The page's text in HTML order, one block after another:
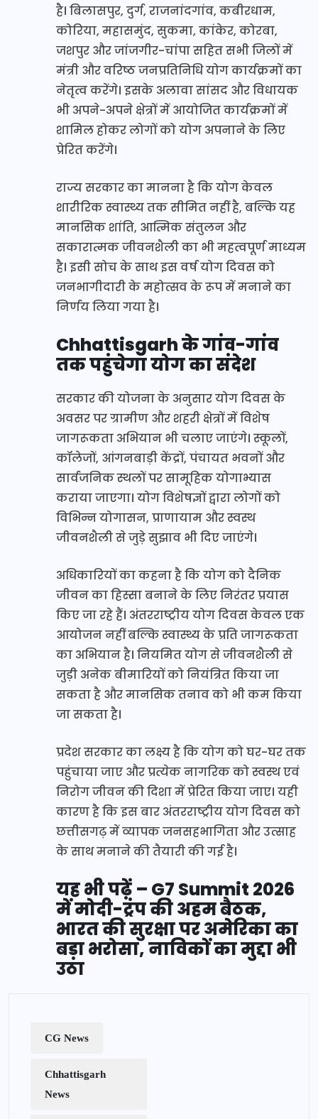
है। बिलासपुर, दुर्ग, राजनांदगांव, कबीरधाम,
कोरिया, महासमुंद, सुकमा, कांकेर, कोरबा,
जशपुर और जांजगीर-चांपा सहित सभी जिलों में
मंत्री और वरिष्ठ जनप्रतिनिधि योग कार्यक्रमों का
नेतृत्व करेंगे। इसके अलावा सांसद और विधायक
भी अपने-अपने क्षेत्रों में आयोजित कार्यक्रमों में
शामिल होकर लोगों को योग अपनाने के लिए
प्रेरित करेंगे।
राज्य सरकार का मानना है कि योग केवल
शारीरिक स्वास्थ्य तक सीमित नहीं है, बल्कि यह
मानसिक शांति, आत्मिक संतुलन और
सकारात्मक जीवनशैली का भी महत्वपूर्ण माध्यम
है। इसी सोच के साथ इस वर्ष योग दिवस को
जनभागीदारी के महोत्सव के रूप में मनाने का
निर्णय लिया गया है।
Chhattisgarh केगांव-गांव
तक पहुंचेगा योग का संदेश
सरकार की योजना के अनुसार योग दिवस के
अवसर पर ग्रामीण और शहरी क्षेत्रों में विशेष
जागरूकता अभियान भी चलाए जाएंगे। स्कूलों,
कॉलेजों, आंगनबाड़ी केंद्रों, पंचायत भवनों और
सार्वजनिक स्थलों पर सामूहिक योगाभ्यास
कराया जाएगा। योग विशेषज्ञों द्वारा लोगों को
विभिन्न योगासन, प्राणायाम और स्वस्थ
जीवनशैली से जुड़े सुझाव भी दिए जाएंगे।
अधिकारियों का कहना है कि योग को दैनिक
जीवन का हिस्सा बनाने के लिए निरंतर प्रयास
किए जा रहे हैं। अंतरराष्ट्रीय योग दिवस केवल एक
आयोजन नहीं बल्कि स्वास्थ्य के प्रति जागरूकता
का अभियान है। नियमित योग से जीवनशैली से
जुड़ी अनेक बीमारियों को नियंत्रित किया जा
सकता है और मानसिक तनाव को भी कम किया
जा सकता है।
प्रदेश सरकार का लक्ष्य है कि योग को घर-घर तक
पहुंचाया जाए और प्रत्येक नागरिक को स्वस्थ एवं
निरोग जीवन की दिशा में प्रेरित किया जाए। यही
कारण है कि इस बार अंतरराष्ट्रीय योग दिवस को
छत्तीसगढ़ में व्यापक जनसहभागिता और उत्साह
के साथ मनाने की तैयारी की गई है।
यह भी पढ़ें – G7 Summit 2026
में मोदी-ट्रंप की अहम बैठक,
भारत की सुरक्षा पर अमेरिका का
बड़ा भरोसा, नाविकों का मुद्दा भी
उठा
CG News
Chhattisgarh
News